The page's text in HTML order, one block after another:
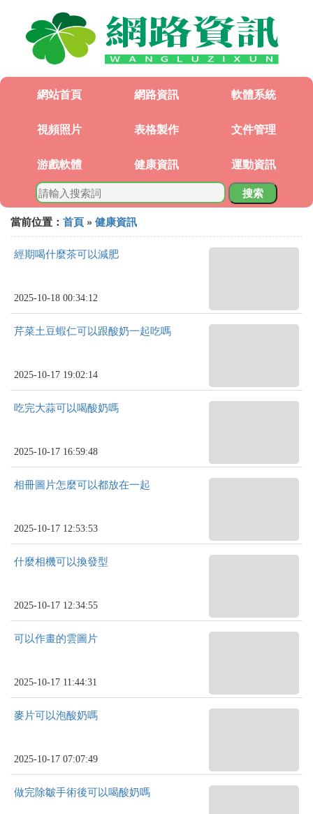
網站首頁 網路資訊 軟體系統
視頻照片 表格製作 文件管理
游戲軟體 健康資訊 運動資訊
搜索
當前位置： 首頁 » 健康資訊
經期喝什麼茶可以減肥
2025-10-18 00:34:12
芹菜土豆蝦仁可以跟酸奶一起吃嗎
2025-10-17 19:02:14
吃完大蒜可以喝酸奶嗎
2025-10-17 16:59:48
相冊圖片怎麼可以都放在一起
2025-10-17 12:53:53
什麼相機可以換發型
2025-10-17 12:34:55
可以作畫的雲圖片
2025-10-17 11:44:31
麥片可以泡酸奶嗎
2025-10-17 07:07:49
做完除皺手術後可以喝酸奶嗎